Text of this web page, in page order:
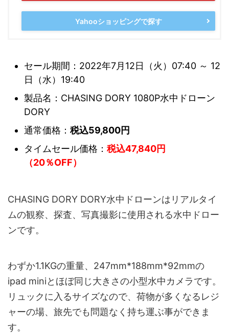
Yahooショッピングで探す
セール期間：2022年7月12日（火）07:40 ～ 12
日（水）19:40
製品名：CHASING DORY 1080P水中ドローン
DORY
通常価格： 税込59,800円
タイムセール価格： 税込47,840円
（20％OFF）
CHASING DORY DORY水中ドローンはリアルタイ
ムの観察、探査、写真撮影に使用される水中ドロー
ンです。
わずか1.1KGの重量、247mm*188mm*92mmの
ipad miniとほぼ同じ大きさの小型水中カメラです。
リュックに入るサイズなので、荷物が多くなるレジ
ャーの場、旅先でも問題なく持ち運ぶ事ができま
す。